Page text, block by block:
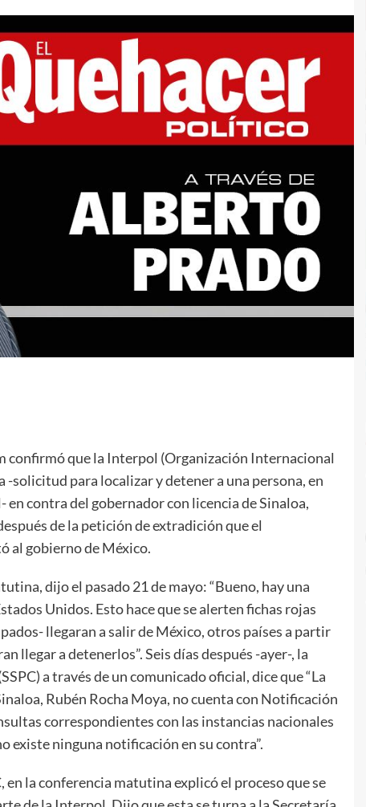
confirmó que la Interpol (Organización Internacional
solicitud para localizar y detener a una persona, en
contra del gobernador con licencia de Sinaloa,
de la petición de extradición que el
al gobierno de México.
dijo el pasado 21 de mayo: “Bueno, hay una
Unidos. Esto hace que se alerten fichas rojas
llegaran a salir de México, otros países a partir
llegar a detenerlos”. Seis días después -ayer-, la
a través de un comunicado oficial, dice que “La
Rubén Rocha Moya, no cuenta con Notificación
correspondientes con las instancias nacionales
existe ninguna notificación en su contra”.
la conferencia matutina explicó el proceso que se